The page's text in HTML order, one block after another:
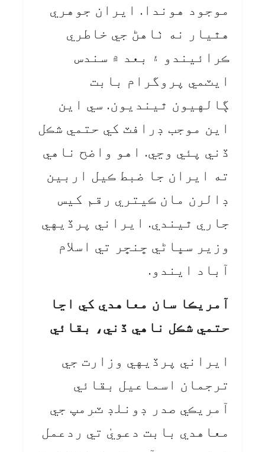
موجود هوندا. ايران جوهري
هٿيار نه ٺاهڻ جي خاطري
ڪرائيندو ۽ بعد ۾ سندس
ايٽمي پروگرام بابت
ڳالهيون ٿينديون. سي اين
اين موجب ڊرافٽ کي حتمي شڪل
ڏني پئي وڃي. اهو واضح ناهي
ته ايران جا ضبط ڪيل اربين
ڊالرن مان ڪيتري رقم کيس
جاري ٿيندي. ايراني پرڏيهي
وزير سڀاڻي ڇنڇر تي اسلام
آباد ايندو.
آمريڪا سان معاهدي کي اڃا
حتمي شڪل ناهي ڏني، بقائي
ايراني پرڏيهي وزارت جي
ترجمان اسماعيل بقائي
آمريڪي صدر ڊونلڊ ٽرمپ جي
معاهدي بابت دعويٰ تي ردعمل